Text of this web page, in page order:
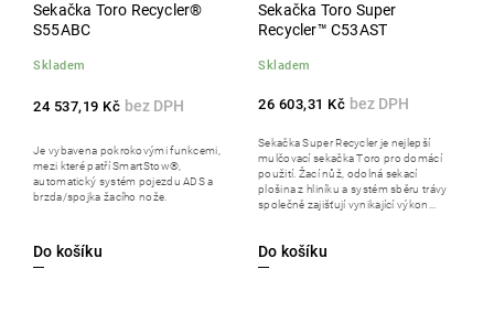
Sekačka Toro Recycler®
S55ABC
Skladem
24 537,19 Kč
Do košíku
Je vybavena pokrokovými funkcemi,
mezi které patří SmartStow®,
automatický systém pojezdu ADS a
brzda/spojka žacího nože.
Sekačka Toro Super
Recycler™ C53AST
Skladem
26 603,31 Kč
Do košíku
Sekačka Super Recycler je nejlepší
mulčovací sekačka Toro pro domácí
použití. Žací nůž, odolná sekací
plošina z hliníku a systém sběru trávy
společně zajišťují vynikající výkon...